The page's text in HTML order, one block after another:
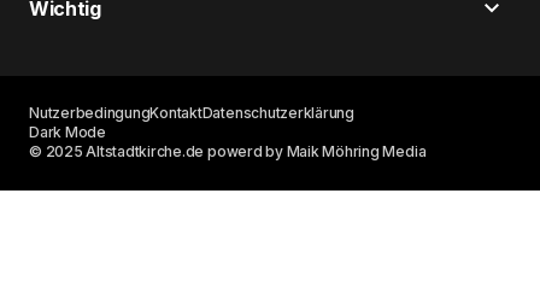
Wichtig
© 2025 Altstadtkirche.de powerd by Maik Möhring Media
NutzerbedingungKontaktDatenschutzerklärung
Dark Mode